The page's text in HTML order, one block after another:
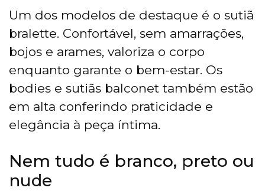
Um dos modelos de destaque é o sutiã
bralette. Confortável, sem amarrações,
bojos e arames, valoriza o corpo
enquanto garante o bem-estar. Os
bodies e sutiãs balconet também estão
em alta conferindo praticidade e
elegância à peça íntima.
Nem tudo é branco, preto ou
nude